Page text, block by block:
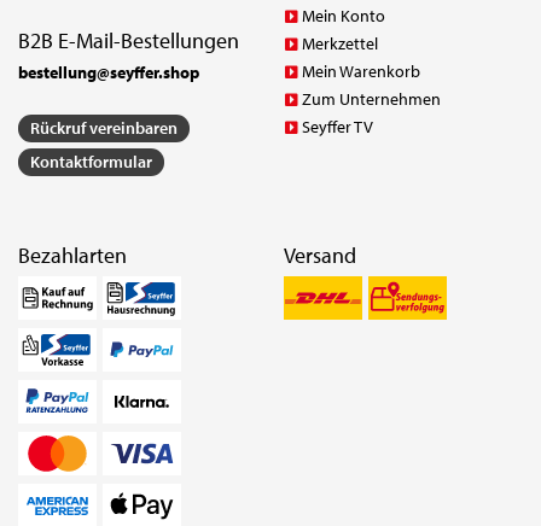
B2B E-Mail-Bestellungen
bestellung@seyffer.shop
Rückruf vereinbaren
Kontaktformular
Mein Konto
Merkzettel
Mein Warenkorb
Zum Unternehmen
Seyffer TV
Bezahlarten Versand